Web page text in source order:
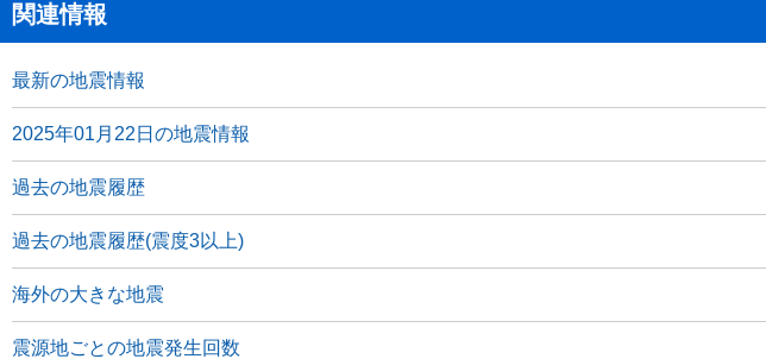
関連情報
最新の地震情報
2025年01月22日の地震情報
過去の地震履歴
過去の地震履歴(震度3以上)
海外の大きな地震
震源地ごとの地震発生回数